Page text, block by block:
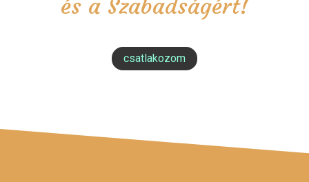
és a Szabadságért!
csatlakozom